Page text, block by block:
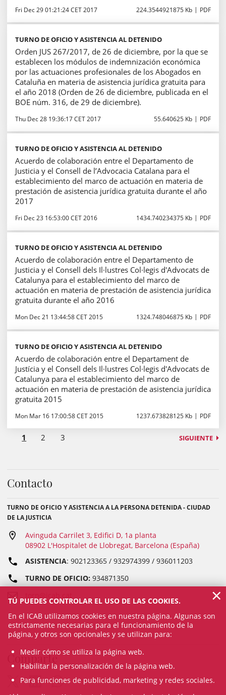
Fri Dec 29 01:21:24 CET 2017 224.3544921875 Kb PDF
TURNO DE OFICIO Y ASISTENCIA AL DETENIDO
Orden JUS 267/2017, de 26 de diciembre, por la que se
establecen los módulos de indemnización económica
por las actuaciones profesionales de los Abogados en
Cataluña en materia de asistencia jurídica gratuita para
el año 2018 (Orden de 26 de diciembre, publicada en el
BOE núm. 316, de 29 de diciembre).
Thu Dec 28 19:36:17 CET 2017 55.640625 Kb PDF
TURNO DE OFICIO Y ASISTENCIA AL DETENIDO
Acuerdo de colaboración entre el Departamento de
Justicia y el Consell de l’Advocacia Catalana para el
establecimiento del marco de actuación en materia de
prestación de asistencia jurídica gratuita durante el año
2017
Fri Dec 23 16:53:00 CET 2016 1434.740234375 Kb PDF
TURNO DE OFICIO Y ASISTENCIA AL DETENIDO
Acuerdo de colaboración entre el Departamento de
Justicia y el Consell dels Il·lustres Col·legis d'Advocats de
Catalunya para el establecimiento del marco de
actuación en materia de prestación de asistencia jurídica
gratuita durante el año 2016
Mon Dec 21 13:44:58 CET 2015 1324.748046875 Kb PDF
TURNO DE OFICIO Y ASISTENCIA AL DETENIDO
Acuerdo de colaboración entre el Departament de
Justícia y el Consell dels Il·lustres Col·legis d'Advocats de
Catalunya para el establecimiento del marco de
actuación en materia de prestación de asistencia jurídica
gratuita 2015
Mon Mar 16 17:00:58 CET 2015 1237.673828125 Kb PDF
1 2 3 SIGUIENTE
Contacto
TURNO DE OFICIO Y ASISTENCIA A LA PERSONA DETENIDA - CIUDAD
DE LA JUSTICIA
Avinguda Carrilet 3, Edifici D, 1a planta
08902 L'Hospitalet de Llobregat, Barcelona (España)
ASISTENCIA: 902123365 / 932974399 / 936011203
TURNO DE OFICIO: 934871350
Comparte
TÚ PUEDES CONTROLAR EL USO DE LAS COOKIES.
En el ICAB utilizamos cookies en nuestra página. Algunas son
estrictamente necesarias para el funcionamiento de la
página, y otros son opcionales y se utilizan para:
Medir cómo se utiliza la página web.
Habilitar la personalización de la página web.
Para funciones de publicidad, marketing y redes sociales.
×